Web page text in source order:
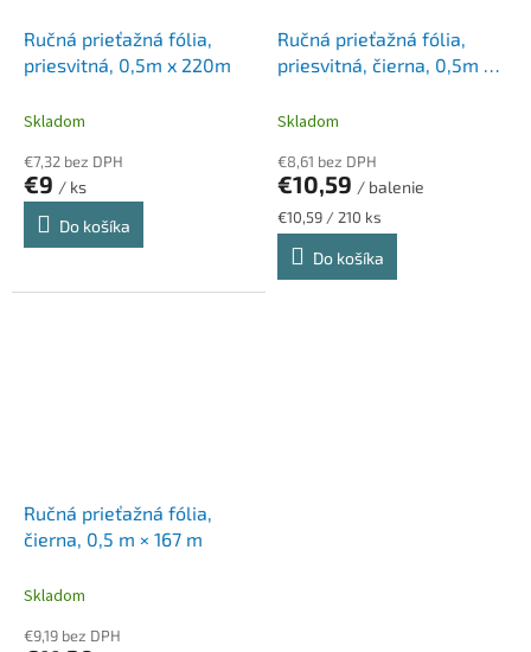
Ručná prieťažná fólia,
priesvitná, 0,5m x 220m
Skladom
€7,32 bez DPH
€9 / ks
Do košíka
Ručná prieťažná fólia,
priesvitná, čierna, 0,5m x
Skladom
€8,61 bez DPH
€10,59 / balenie
Jednotková
cena:
€10,59 / 210 ks
Do košíka
Ručná prieťažná fólia,
čierna, 0,5 m × 167 m
Skladom
€9,19 bez DPH